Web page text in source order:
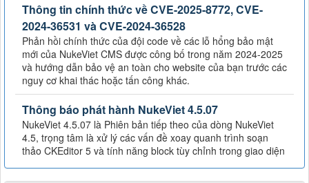
Thông tin chính thức về CVE-2025-8772, CVE-
2024-36531 và CVE-2024-36528
Phản hồi chính thức của đội code về các lỗ hổng bảo mật
mới của NukeViet CMS được công bố trong năm 2024-2025
và hướng dẫn bảo vệ an toàn cho website của bạn trước các
nguy cơ khai thác hoặc tấn công khác.
Thông báo phát hành NukeViet 4.5.07
NukeViet 4.5.07 là Phiên bản tiếp theo của dòng NukeViet
4.5, trọng tâm là xử lý các vấn đề xoay quanh trình soạn
thảo CKEditor 5 và tính năng block tùy chỉnh trong giao diện